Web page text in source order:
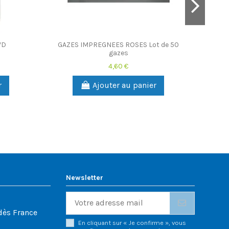
GAZES IMPREGNEES ROSES Lot de 50
gazes
4,60 €
Ajouter au panier
France
Newsletter
En cliquant sur « Je confirme », vous